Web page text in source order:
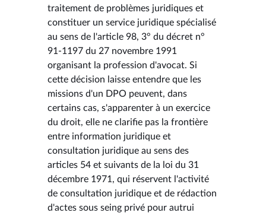
traitement de problèmes juridiques et
constituer un service juridique spécialisé
au sens de l'article 98, 3° du décret n°
91-1197 du 27 novembre 1991
organisant la profession d'avocat. Si
cette décision laisse entendre que les
missions d'un DPO peuvent, dans
certains cas, s'apparenter à un exercice
du droit, elle ne clarifie pas la frontière
entre information juridique et
consultation juridique au sens des
articles 54 et suivants de la loi du 31
décembre 1971, qui réservent l'activité
de consultation juridique et de rédaction
d'actes sous seing privé pour autrui